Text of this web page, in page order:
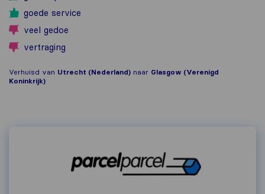
goede service
veel gedoe
vertraging
Verhuisd van Utrecht (Nederland) naar Glasgow (Verenigd
Koninkrijk)